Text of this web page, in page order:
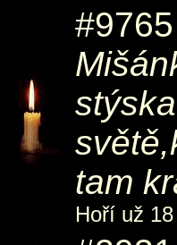
#9765
tam
Hoří už